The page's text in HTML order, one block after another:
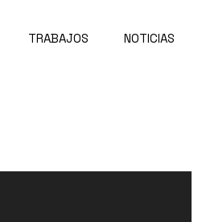
TRABAJOS NOTICIAS